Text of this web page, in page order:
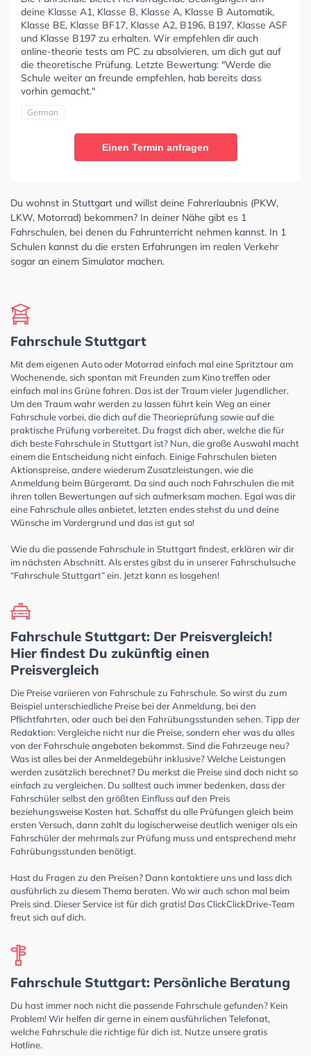
deine Klasse A1, Klasse B, Klasse A, Klasse B Automatik,
Klasse BE, Klasse BF17, Klasse A2, B196, B197, Klasse ASF
und Klasse B197 zu erhalten. Wir empfehlen dir auch
online-theorie tests am PC zu absolvieren, um dich gut auf
die theoretische Prüfung. Letzte Bewertung: "Werde die
Schule weiter an freunde empfehlen, hab bereits dass
vorhin gemacht."
German
Einen Termin anfragen
Du wohnst in Stuttgart und willst deine Fahrerlaubnis (PKW,
LKW, Motorrad) bekommen? In deiner Nähe gibt es 1
Fahrschulen, bei denen du Fahrunterricht nehmen kannst. In 1
Schulen kannst du die ersten Erfahrungen im realen Verkehr
sogar an einem Simulator machen.
Fahrschule Stuttgart
Mit dem eigenen Auto oder Motorrad einfach mal eine Spritztour am
Wochenende, sich spontan mit Freunden zum Kino treffen oder
einfach mal ins Grüne fahren. Das ist der Traum vieler Jugendlicher.
Um den Traum wahr werden zu lassen führt kein Weg an einer
Fahrschule vorbei, die dich auf die Theorieprüfung sowie auf die
praktische Prüfung vorbereitet. Du fragst dich aber, welche die für
dich beste Fahrschule in Stuttgart ist? Nun, die große Auswahl macht
einem die Entscheidung nicht einfach. Einige Fahrschulen bieten
Aktionspreise, andere wiederum Zusatzleistungen, wie die
Anmeldung beim Bürgeramt. Da sind auch noch Fahrschulen die mit
ihren tollen Bewertungen auf sich aufmerksam machen. Egal was dir
eine Fahrschule alles anbietet, letzten endes stehst du und deine
Wünsche im Vordergrund und das ist gut so!
Wie du die passende Fahrschule in Stuttgart findest, erklären wir dir
im nächsten Abschnitt. Als erstes gibst du in unserer Fahrschulsuche
“Fahrschule Stuttgart” ein. Jetzt kann es losgehen!
Fahrschule Stuttgart: Der Preisvergleich!
Hier findest Du zukünftig einen
Preisvergleich
Die Preise variieren von Fahrschule zu Fahrschule. So wirst du zum
Beispiel unterschiedliche Preise bei der Anmeldung, bei den
Pflichtfahrten, oder auch bei den Fahrübungsstunden sehen. Tipp der
Redaktion: Vergleiche nicht nur die Preise, sondern eher was du alles
von der Fahrschule angeboten bekommst. Sind die Fahrzeuge neu?
Was ist alles bei der Anmeldegebühr inklusive? Welche Leistungen
werden zusätzlich berechnet? Du merkst die Preise sind doch nicht so
einfach zu vergleichen. Du solltest auch immer bedenken, dass der
Fahrschüler selbst den größten Einfluss auf den Preis
beziehungsweise Kosten hat. Schaffst du alle Prüfungen gleich beim
ersten Versuch, dann zahlt du logischerweise deutlich weniger als ein
Fahrschüler der mehrmals zur Prüfung muss und entsprechend mehr
Fahrübungsstunden benötigt.
Hast du Fragen zu den Preisen? Dann kontaktiere uns und lass dich
ausführlich zu diesem Thema beraten. Wo wir auch schon mal beim
Preis sind. Dieser Service ist für dich gratis! Das ClickClickDrive-Team
freut sich auf dich.
Fahrschule Stuttgart: Persönliche Beratung
Du hast immer noch nicht die passende Fahrschule gefunden? Kein
Problem! Wir helfen dir gerne in einem ausführlichen Telefonat,
welche Fahrschule die richtige für dich ist. Nutze unsere gratis
Hotline.